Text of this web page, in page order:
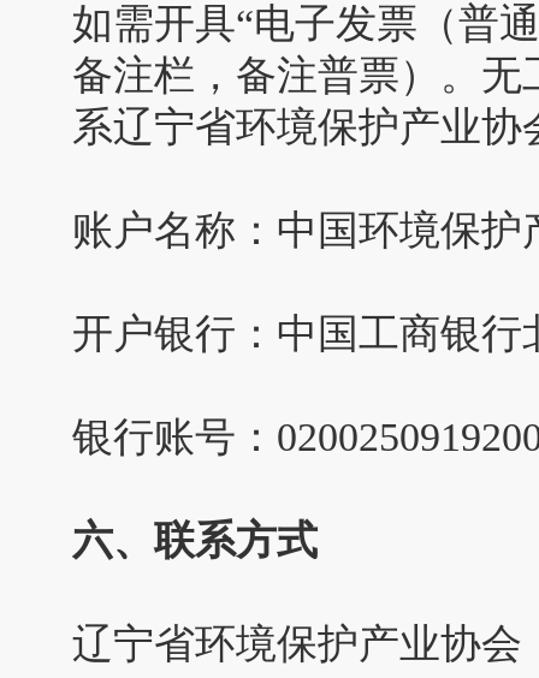
如需开具“电子发票（普
备注栏，备注普票）。
系辽宁省环境保护产业
账户名称：中国环境保护
开户银行：中国工商银行
银行账号：
六、联系方式
辽宁省环境保护产业协会